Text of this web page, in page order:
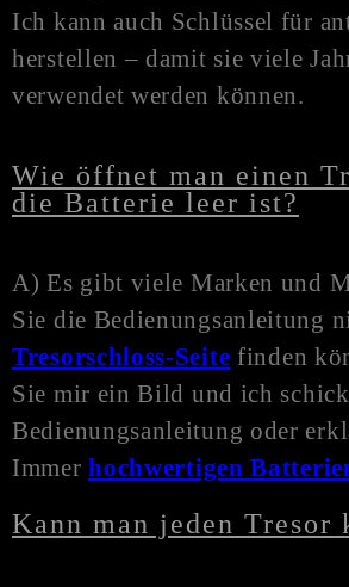
Ich kann auch Schlüssel für
herstellen – damit sie viele
verwendet werden können.
Wie öffnet man einen
die Batterie leer ist?
A) Es gibt viele Marken und
Sie die Bedienungsanleitung
Tresorschloss-Seite finden
Sie mir ein Bild und ich
Bedienungsanleitung oder
Immerhochwertigen
Kann man jeden Tresor